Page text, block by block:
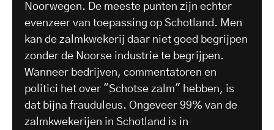
Noorwegen. De meeste punten zijn echter
evenzeer van toepassing op Schotland. Men
kan de zalmkwekerij daar niet goed begrijpen
zonder de Noorse industrie te begrijpen.
Wanneer bedrijven, commentatoren en
politici het over "Schotse zalm" hebben, is
dat bijna frauduleus. Ongeveer 99% van de
zalmkwekerijen in Schotland is in